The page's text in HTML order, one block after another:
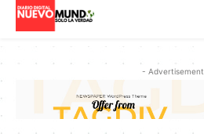
-